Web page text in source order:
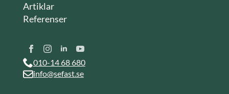
Artiklar
Referenser
010-14 68 680
info@sefast.se